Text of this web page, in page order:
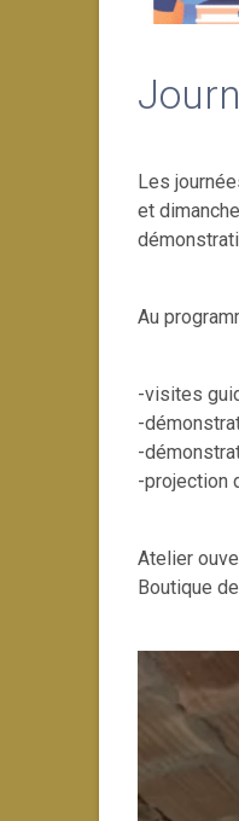
Les
et
Au
-visites
-
-
-projection
Atelier
Boutique